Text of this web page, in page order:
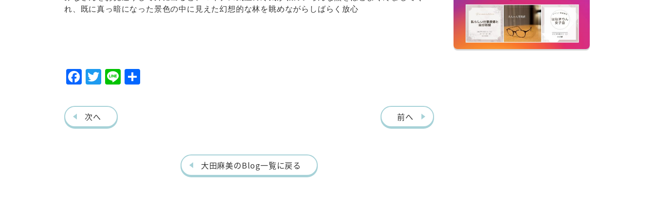
れ、既に真っ暗になった景色の中に見えた幻想的な林を眺めながらしばらく放心
F
eb
o
T
itt
er
Li
次へ 前へ
大田麻美のBlog一覧に戻る